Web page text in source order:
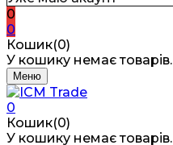
0
0
Кошик(0)
У кошику немає товарів.
Меню
0
Кошик(0)
У кошику немає товарів.